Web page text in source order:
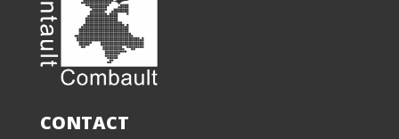
CONTACT